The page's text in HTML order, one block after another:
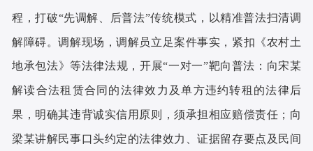
程，打破“先调解、后普法”传统模式，以精准普法扫清调
解障碍。调解现场，调解员立足案件事实，紧扣《农村土
地承包法》等法律法规，开展“一对一”靶向普法：向宋某
解读合法租赁合同的法律效力及单方违约转租的法律后
果，明确其违背诚实信用原则，须承担相应赔偿责任；向
梁某讲解民事口头约定的法律效力、证据留存要点及民间